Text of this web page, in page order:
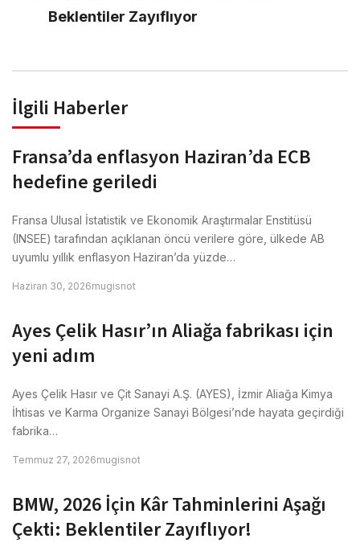
Beklentiler Zayıflıyor
İlgili Haberler
Fransa’da enflasyon Haziran’da ECB
hedefine geriledi
Fransa Ulusal İstatistik ve Ekonomik Araştırmalar Enstitüsü
(INSEE) tarafından açıklanan öncü verilere göre, ülkede AB
uyumlu yıllık enflasyon Haziran’da yüzde…
Haziran 30, 2026mugisnot
Ayes Çelik Hasır’ın Aliağa fabrikası için
yeni adım
Ayes Çelik Hasır ve Çit Sanayi A.Ş. (AYES), İzmir Aliağa Kimya
İhtisas ve Karma Organize Sanayi Bölgesi’nde hayata geçirdiği
fabrika…
Temmuz 27, 2026mugisnot
BMW, 2026 İçin Kâr Tahminlerini Aşağı
Çekti: Beklentiler Zayıflıyor!